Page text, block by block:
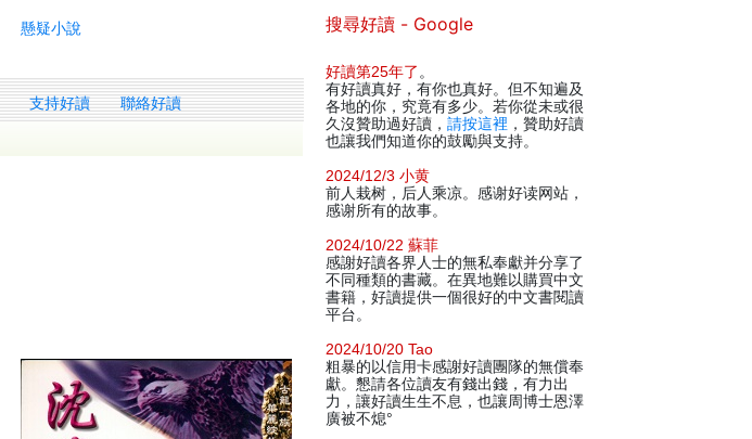
懸疑小說
支持好讀 聯絡好讀
搜尋好讀 - Google
好讀第25年了 。
有好讀真好，有你也真好。但不知遍及
各地的你，究竟有多少。若你從未或很
久沒贊助過好讀， 請按這裡 ，贊助好讀
也讓我們知道你的鼓勵與支持。
2024/12/3 小黄
前人栽树，后人乘凉。感谢好读网站，
感谢所有的故事。
2024/10/22 蘇菲
感謝好讀各界人士的無私奉獻并分享了
不同種類的書藏。在異地難以購買中文
書籍，好讀提供一個很好的中文書閱讀
平台。
2024/10/20 Tao
粗暴的以信用卡感謝好讀團隊的無償奉
獻。懇請各位讀友有錢出錢，有力出
力，讓好讀生生不息，也讓周博士恩澤
廣被不熄°